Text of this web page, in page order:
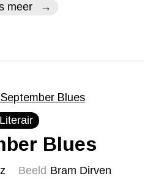
meer
Literair
Blues
Beeld Bram Dirven